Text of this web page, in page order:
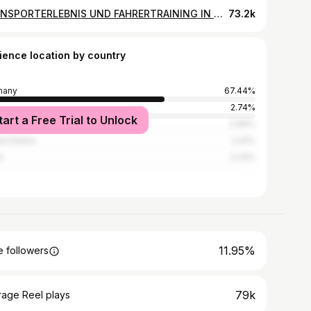
RENNSPORTERLEBNIS UND FAHRERTRAINING IN PROFESSIONELLEM UMFELD UND FAMILIÄRER ATMOSPHÄRE. Für Einsteiger, Hobbyracer & Profis Intensivtraining oder freies Fahren Entweder mit der BMW S1000RR oder deinem eigenen Motorrad (markenoffen) 😊😊 Link zur Website in BIO #bmws1000rr #motorcycles #motorcyclelife #motorrad #s1000rr #trendingreels #racing #foryou #motorradfahren #bikelove #bikeswithoutlimits#bikergirls #2wheels #germanbiker #motogp #throttlezone #motolifestyle #motoracingschool #metzeler #4stroke #m1000rr #bikerlove #livetoride #supersportler #bmwmotorrad 73.2k
location by country
67.44%
2.74%
a Free Trial to Unlock
followers 11.95%
Reel plays 79k